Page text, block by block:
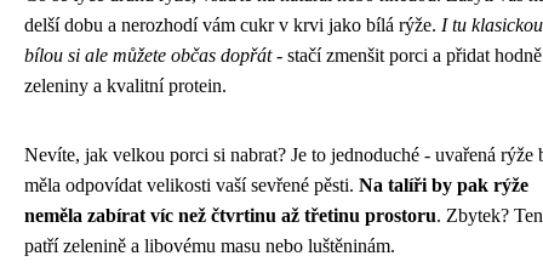
delší dobu a nerozhodí vám cukr v krvi jako bílá rýže. I tu klasickou
bílou si ale můžete občas dopřát- stačí zmenšit porci a přidat hodně
zeleniny a kvalitní protein.
Nevíte, jak velkou porci si nabrat? Je to jednoduché - uvařená rýže
měla odpovídat velikosti vaší sevřené pěsti. Na talíři by pak rýže
neměla zabírat víc než čtvrtinu až třetinu prostoru. Zbytek? Ten
patří zelenině a libovému masu nebo luštěninám.